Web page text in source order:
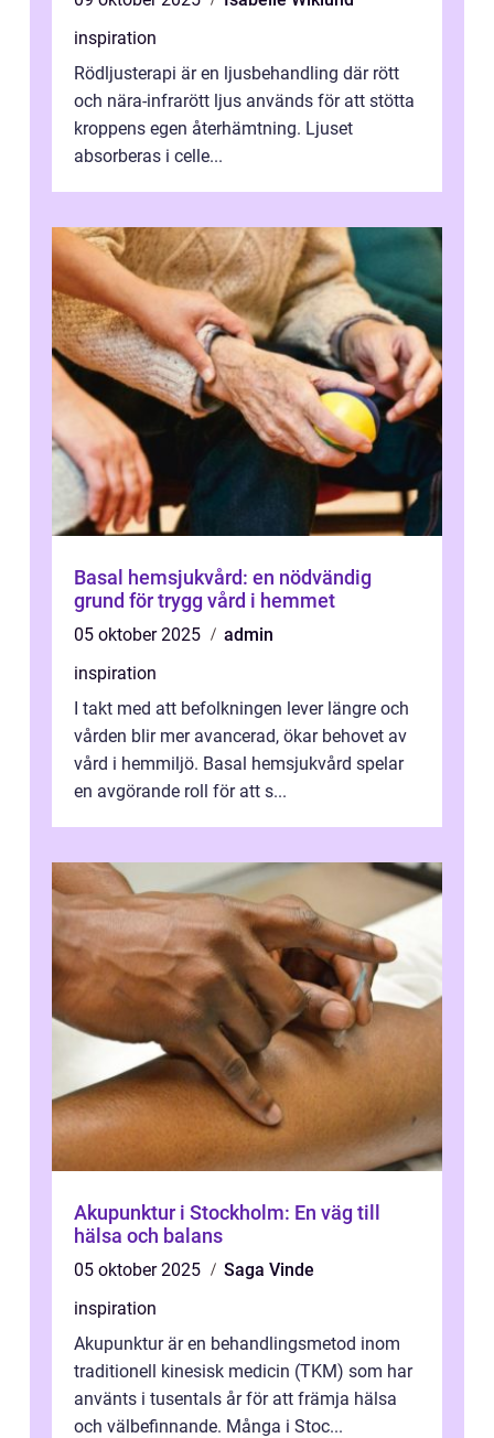
inspiration
Rödljusterapi är en ljusbehandling där rött
och nära-infrarött ljus används för att stötta
kroppens egen återhämtning. Ljuset
absorberas i celle...
Basal hemsjukvård: en nödvändig
grund för trygg vård i hemmet
05 oktober 2025
admin
inspiration
I takt med att befolkningen lever längre och
vården blir mer avancerad, ökar behovet av
vård i hemmiljö. Basal hemsjukvård spelar
en avgörande roll för att s...
Akupunktur i Stockholm: En väg till
hälsa och balans
05 oktober 2025
Saga Vinde
inspiration
Akupunktur är en behandlingsmetod inom
traditionell kinesisk medicin (TKM) som har
använts i tusentals år för att främja hälsa
och välbefinnande. Många i Stoc...